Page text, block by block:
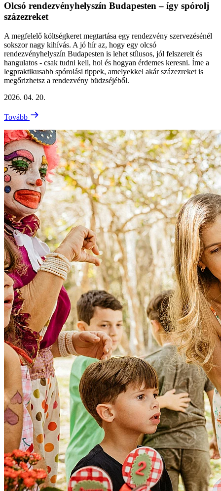
Olcsó rendezvényhelyszín Budapesten – így spórolj
százezreket
A megfelelő költségkeret megtartása egy rendezvény szervezésénél
sokszor nagy kihívás. A jó hír az, hogy egy olcsó
rendezvényhelyszín Budapesten is lehet stílusos, jól felszerelt és
hangulatos - csak tudni kell, hol és hogyan érdemes keresni. Íme a
legpraktikusabb spórolási tippek, amelyekkel akár százezreket is
megőrizhetsz a rendezvény büdzséjéből.
2026. 04. 20.
Tovább